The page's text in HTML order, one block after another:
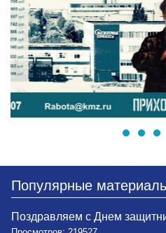
Популярные
Поздравляем с Днем